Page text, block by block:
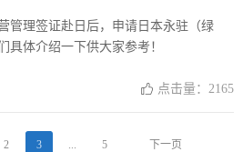
管理签证赴日后，申请日本永驻（绿
具体介绍一下供大家参考！
点击量：2165
2 3 ... 5 下一页